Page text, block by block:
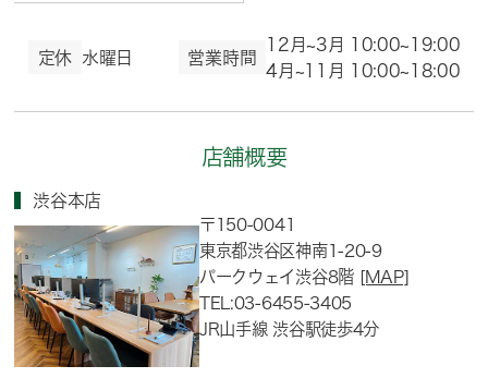
定休 水曜日 営業時間
12月~3月 10:00~19:00
4月~11月 10:00~18:00
店舗概要
渋谷本店
〒150-0041
東京都渋谷区神南1-20-9
パークウェイ渋谷8階 [MAP]
TEL:03-6455-3405
JR山手線 渋谷駅徒歩4分